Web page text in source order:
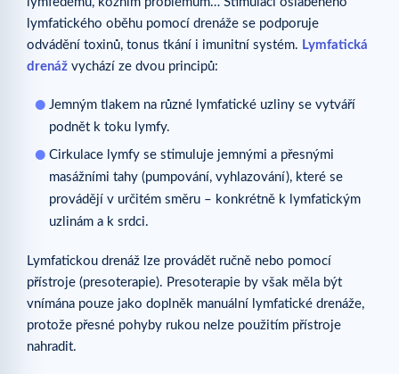
lymfatického oběhu pomocí drenáže se podporuje
odvádění toxinů, tonus tkání i imunitní systém. Lymfatická
drenáž vychází ze dvou principů:
Jemným tlakem na různé lymfatické uzliny se vytváří
podnět k toku lymfy.
Cirkulace lymfy se stimuluje jemnými a přesnými
masážními tahy (pumpování, vyhlazování), které se
provádějí v určitém směru – konkrétně k lymfatickým
uzlinám a k srdci.
Lymfatickou drenáž lze provádět ručně nebo pomocí
přístroje (presoterapie). Presoterapie by však měla být
vnímána pouze jako doplněk manuální lymfatické drenáže,
protože přesné pohyby rukou nelze použitím přístroje
nahradit.